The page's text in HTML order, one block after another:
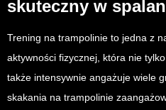
skuteczny w
Trening na trampolinie to jedna z
aktywności fizycznej, która nie
także intensywnie angażuje wiele
skakania na trampolinie